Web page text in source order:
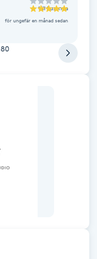
till Susanna
för ungefär en månad sedan
80